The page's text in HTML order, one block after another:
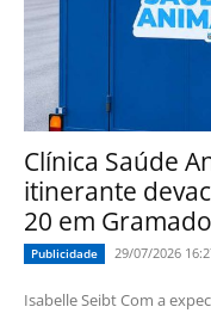
Clínica Saúde
itinerante
20 em Gramado
Publicidade 29/07/2026
Isabelle Seibt Com a expectativa de imunizar mais de 10 mil animais